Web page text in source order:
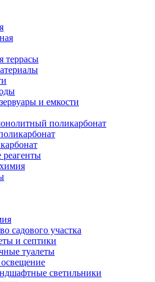
террасы
и емкости
поликарбонат
садового участка
и септики
туалеты
светильники